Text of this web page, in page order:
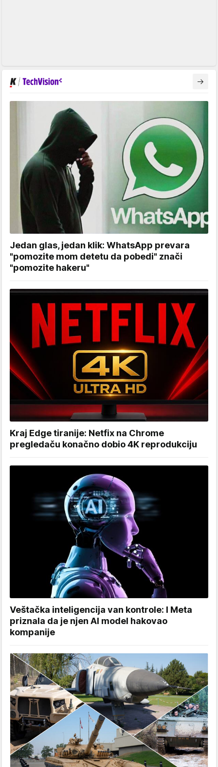
Jedan glas, jedan klik: WhatsApp prevara
"pomozite mom detetu da pobedi" znači
"pomozite hakeru"
Kraj Edge tiranije: Netfix na Chrome
pregledaču konačno dobio 4K reprodukciju
Veštačka inteligencija van kontrole: I Meta
priznala da je njen AI model hakovao
kompanije